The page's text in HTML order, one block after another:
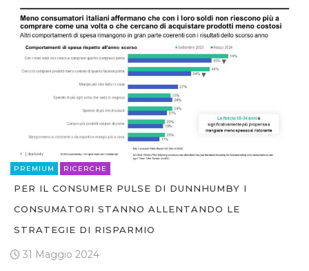
PREMIUM RICERCHE
PER IL CONSUMER PULSE DI DUNNHUMBY I
CONSUMATORI STANNO ALLENTANDO LE
STRATEGIE DI RISPARMIO
31 Maggio 2024